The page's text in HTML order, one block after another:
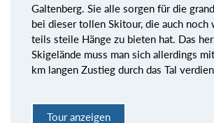
Galtenberg. Sie alle sorgen für die
bei dieser tollen Skitour, die auch noch
teils steile Hänge zu bieten hat. Das
Skigelände muss man sich allerdings
km langen Zustieg durch das Tal
Tour anzeigen